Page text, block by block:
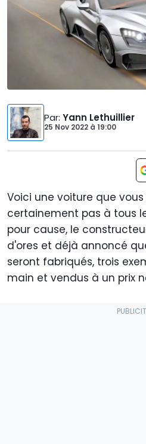
Par: Yann Lethuillier
25 Nov 2022 à 19:00
Voici une voiture que
certainement pas à tous
pour cause, le
d'ores et déjà annoncé
seront fabriqués, trois
main et vendus à un prix